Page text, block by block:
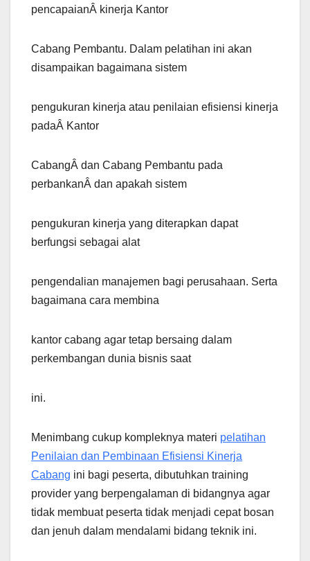
pencapaianÂ kinerja Kantor
Cabang Pembantu. Dalam pelatihan ini akan
disampaikan bagaimana sistem
pengukuran kinerja atau penilaian efisiensi kinerja
padaÂ Kantor
CabangÂ dan Cabang Pembantu pada
perbankanÂ dan apakah sistem
pengukuran kinerja yang diterapkan dapat
berfungsi sebagai alat
pengendalian manajemen bagi perusahaan. Serta
bagaimana cara membina
kantor cabang agar tetap bersaing dalam
perkembangan dunia bisnis saat
ini.
Menimbang cukup kompleknya materi pelatihan
Penilaian dan Pembinaan Efisiensi Kinerja
Cabang ini bagi peserta, dibutuhkan training
provider yang berpengalaman di bidangnya agar
tidak membuat peserta tidak menjadi cepat bosan
dan jenuh dalam mendalami bidang teknik ini.